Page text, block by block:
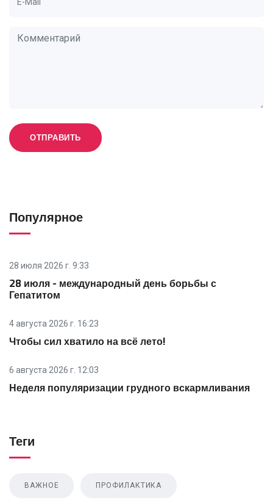
Популярное
28 июля 2026 г. 9:33
28 июля - международный день борьбы с
Гепатитом
4 августа 2026 г. 16:23
Чтобы сил хватило на всё лето!
6 августа 2026 г. 12:03
Неделя популяризации грудного вскармливания
Теги
ВАЖНОЕ ПРОФИЛАКТИКА